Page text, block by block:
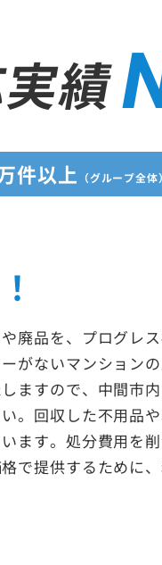
績
件以上 （グループ全体）
廃品を、プログレ
がないマンション
ますので、中間市
。回収した不用品
ます。処分費用を
で提供するために